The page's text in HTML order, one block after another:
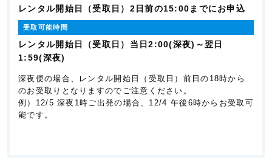
レンタル開始日（受取日）2日前の15:00までにお申込
受取可能時間
レンタル開始日（受取日）当日2:00(深夜)～翌日
1:59(深夜)
深夜便の場合、レンタル開始日（受取日）前日の18時から
のお受取りとなりますのでご注意ください。
例）12/5 深夜1時ご出発の場合、12/4 午後6時からお受取可
能です。